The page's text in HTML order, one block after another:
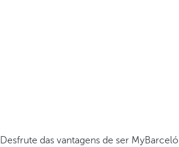
Desfrute das vantagens de ser MyBarceló